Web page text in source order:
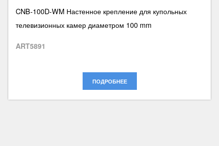
CNB-100D-WM Настенное крепление для купольных
телевизионных камер диаметром 100 mm
ART5891
ПОДРОБНЕЕ